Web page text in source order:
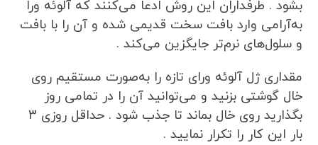
بشود . طرفداران این روش ادعا می‌کنند که آلوئه ورا
به‌آرامی وارد بافت سخت قدیمی شده و آن را با بافت
و سلول‌های نرم‌تر جایگزین می‌کند .
مقداری ژل آلوئه ورای تازه را به‌صورت مستقیم روی
خال گوشتی بزنید و می‌توانید آن را در تمامی روز
بگذارید روی خال بماند تا جذب شود . حداقل روزی 3
بار این کار را تکرار نمایید .